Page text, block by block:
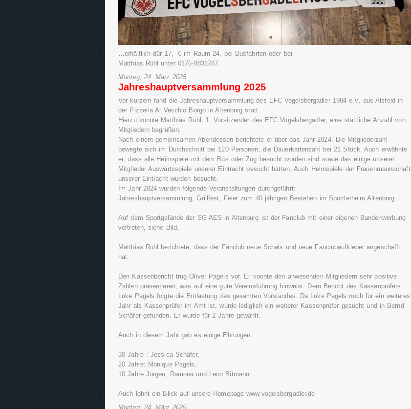
…erhältlich dür 17,- € im Raum 24, bei Busfahrten oder bei
Matthias Rühl unter 0175-8831787.
Montag, 24. März 2025
Jahreshauptversammlung 2025
Vor kurzem fand die Jahreshauptversammlung des EFC Vogelsbergadler 1984 e.V. aus Alsfeld in
der Pizzeria Al Vecchio Borgo in Altenburg statt.
Hierzu konnte Matthias Rühl, 1. Vorsitzender des EFC Vogelsbergadler, eine stattliche Anzahl von
Mitgliedern begrüßen.
Nach einem gemeinsamen Abendessen berichtete er über das Jahr 2024. Die Mitgliederzahl
bewegte sich im Durchschnitt bei 120 Personen, die Dauerkartenzahl bei 21 Stück. Auch erwähnte
er, dass alle Heimspiele mit dem Bus oder Zug besucht worden sind sowie das einige unserer
Mitglieder Auswärtsspiele unserer Eintracht besucht hätten. Auch Heimspiele der Frauenmannschaft
unserer Eintracht wurden besucht.
Im Jahr 2024 wurden folgende Veranstaltungen durchgeführt:
Jahreshauptversammlung, Grillfest, Feier zum 40 jährigen Bestehen im Sportlerheim Altenburg.
Auf dem Sportgelände der SG AES in Altenburg ist der Fanclub mit einer eigenen Bandenwerbung
vertreten, siehe Bild.
Matthias Rühl berichtete, dass der Fanclub neue Schals und neue Fanclubaufkleber angeschafft
hat.
Den Kassenbericht trug Oliver Pagels vor. Er konnte den anwesenden Mitgliedern sehr positive
Zahlen präsentieren, was auf eine gute Vereinsführung hinweist. Dem Bericht des Kassenprüfers
Luke Pagels folgte die Entlastung des gesamten Vorstandes. Da Luke Pagels noch für ein weiteres
Jahr als Kassenprüfer im Amt ist, wurde lediglich ein weiterer Kassenprüfer gesucht und in Bernd
Schäfer gefunden. Er wurde für 2 Jahre gewählt.
Auch in diesem Jahr gab es einige Ehrungen:
30 Jahre : Jessica Schäfer,
20 Jahre: Monique Pagels,
10 Jahre Jürgen, Ramona und Leon Bitmann.
Auch lohnt ein Blick auf unsere Homepage www.vogelsbergadler.de
Montag, 24. März 2025